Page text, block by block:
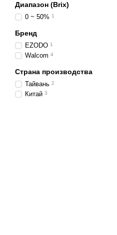
Диапазон (Brix)
0 ~ 50% 1
Бренд
EZODO 1
Walcom 4
Страна производства
Тайвань 2
Китай 3